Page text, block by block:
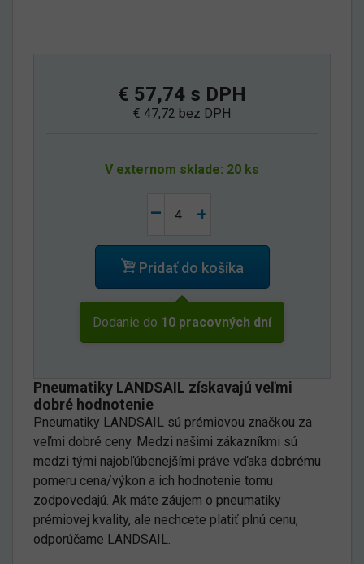
€ 57,74 s DPH
€ 47,72 bez DPH
V externom sklade: 20 ks
– +
Pridať do košíka
Dodanie do 10 pracovných dní
Pneumatiky LANDSAIL získavajú veľmi
dobré hodnotenie
Pneumatiky LANDSAIL sú prémiovou značkou za
veľmi dobré ceny. Medzi našimi zákazníkmi sú
medzi tými najobľúbenejšími práve vďaka dobrému
pomeru cena/výkon a ich hodnotenie tomu
zodpovedajú. Ak máte záujem o pneumatiky
prémiovej kvality, ale nechcete platiť plnú cenu,
odporúčame LANDSAIL.